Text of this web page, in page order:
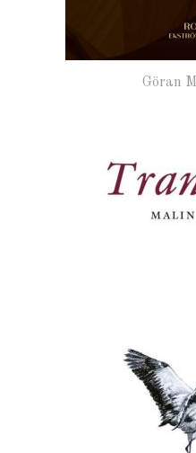
Göran